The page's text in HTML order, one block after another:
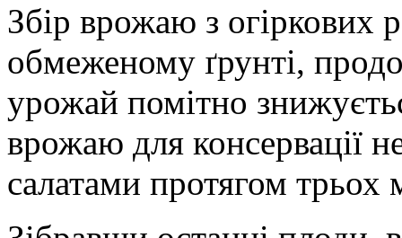
Збір врожаю з огіркових
обмеженому ґрунті,
урожай помітно
врожаю для консервації
салатами протягом трьох